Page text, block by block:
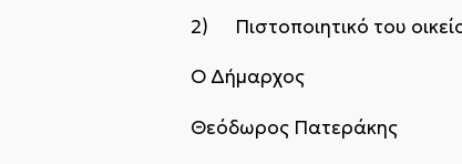
2) Πιστοποιητικό του
Ο Δήμαρχος
Θεόδωρος Πατεράκης